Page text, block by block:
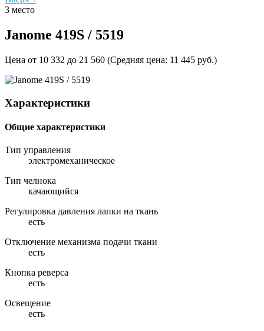
3 место
Janome 419S / 5519
Цена от 10 332 до 21 560 (Средняя цена: 11 445 руб.)
Характеристики
Общие характеристики
Тип управления
электромеханическое
Тип челнока
качающийся
Регулировка давления лапки на ткань
есть
Отключение механизма подачи ткани
есть
Кнопка реверса
есть
Освещение
есть